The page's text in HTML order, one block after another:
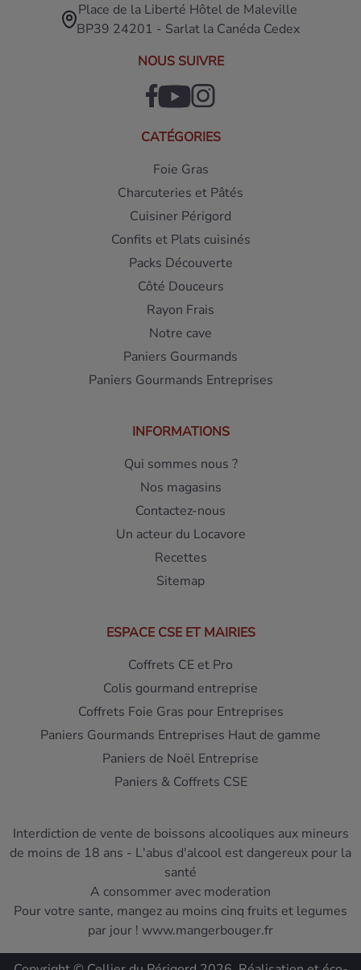
Place de la Liberté Hôtel de Maleville
BP39 24201 - Sarlat la Canéda Cedex
NOUS SUIVRE
CATÉGORIES
Foie Gras
Charcuteries et Pâtés
Cuisiner Périgord
Confits et Plats cuisinés
Packs Découverte
Côté Douceurs
Rayon Frais
Notre cave
Paniers Gourmands
Paniers Gourmands Entreprises
INFORMATIONS
Qui sommes nous ?
Nos magasins
Contactez-nous
Un acteur du Locavore
Recettes
Sitemap
ESPACE CSE ET MAIRIES
Coffrets CE et Pro
Colis gourmand entreprise
Coffrets Foie Gras pour Entreprises
Paniers Gourmands Entreprises Haut de gamme
Paniers de Noël Entreprise
Paniers & Coffrets CSE
Interdiction de vente de boissons alcooliques aux mineurs
de moins de 18 ans - L'abus d'alcool est dangereux pour la
santé
A consommer avec moderation
Pour votre sante, mangez au moins cinq fruits et legumes
par jour ! www.mangerbouger.fr